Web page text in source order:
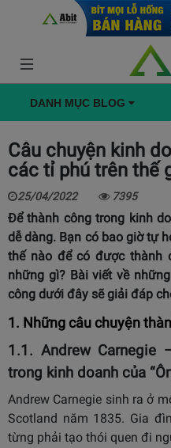
DANH MỤC BLOG
Câu chuyện kinh
các tỉ phú trên thế
25/04/2022 7395
Để thành công trong kinh
dễ dàng. Bạn có bao giờ tự
thế nào để có được thành
những gì? Bài viết về
công dưới đây sẽ giải đáp
1. Những câu chuyện
1.1. Andrew Carnegie
trong kinh doanh của
Andrew Carnegie sinh ra ở
Scotland năm 1835. Gia
từng phải tạo thói quen đi